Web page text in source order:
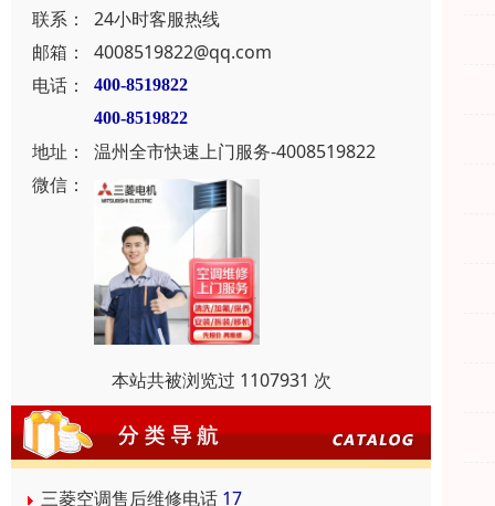
联系：
24小时客服热线
邮箱：
4008519822@qq.com
电话：
400-8519822
400-8519822
地址：
温州全市快速上门服务-4008519822
微信：
本站共被浏览过 1107931 次
三菱空调售后维修电话 17